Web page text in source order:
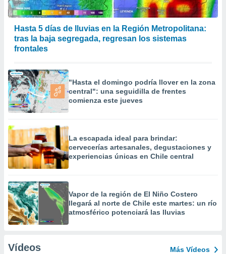
Hasta 5 días de lluvias en la Región Metropolitana:
tras la baja segregada, regresan los sistemas
frontales
"Hasta el domingo podría llover en la zona
central": una seguidilla de frentes
comienza este jueves
La escapada ideal para brindar:
cervecerías artesanales, degustaciones y
experiencias únicas en Chile central
Vapor de la región de El Niño Costero
llegará al norte de Chile este martes: un río
atmosférico potenciará las lluvias
Vídeos Más Vídeos